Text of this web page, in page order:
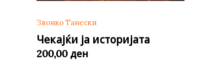
Звонко Танески
Чекајќи ја историјата
200,00 ден